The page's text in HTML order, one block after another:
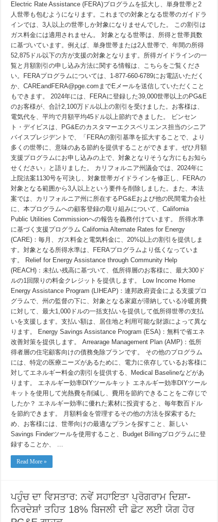
し
い
サ
ポ
ー
ト
プ
ロ
グ
ラ
ム
の
ガ
イ
ド
ラ
イ
ン
に
基
づ
き、
PG&E
電
気
料
金
18%
割
引
の
対
と
な
る
帯
が
増
加
Electric Rate Assistance (FERA)プログラムを拡大し、単身世帯と2
人世帯も包むようになります。これまでの対象となる世帯のガイドラ
インでは、3人以上の世帯しか対象になりませんでした。 この割引は
ガス料金には適用されません。 対象となる世帯は、所得と世帯員数
に基づいています。例えば、単身世帯または2人世帯で、年間の所得
52,875ドル以下の方が支援の対象となります。所得ガイドラインの一
覧と月額割引の申し込み方法に関する情報は、こちらをご覧くださ
い。FERAプログラムについては、1-877-660-6789にお電話いただく
か、CAREandFERA@pge.comまでEメールを送信していただくこと
もできます。 2024年には、FERAに登録した39,000世帯以上のPG&E
のお客様が、合計2,100万ドル以上の割引を受けました。お客様は、
電気代を、平均で月額平均45ドル以上節約できました。 ビンセン
ト・デイビスは、PG&Eのカスタマーエクスペリエンス担当のシニア
バイスプレジデントで、「FERAの割引基準を拡大することで、より
多くの世帯に、意味のある節約を提供することができます。ぜひ月額
支援プログラムにお申し込みの上で、対象となりそうな方にもお知ら
せください」と語りました。 カリフォルニア州議会では、2024年に
上院法案1130号を可決し、対象世帯ガイドラインを修正し、FERAの
対象となる範囲から3人以上という要件を削除しました。また、本法
案では、カリフォルニア州に所在するPG&Eおよび他の民間電力会社
に、本プログラムへの顧客登録の取り組みについて、California
Public Utilities Commissionへの報告を義務付けています。 所得水準
に基づく支援プログラム California Alternate Rates for Energy
(CARE)：毎月、ガス料金と電気料金に、20%以上の割引を提供しま
す。対象となる所得水準は、FERAプログラムより低くなっていま
す。 Relief for Energy Assistance through Community Help
(REACH)：未払い残高に基づいて、低所得層のお客様に、最大300ド
ルの1回限りの料金クレジットを提供します。 Low Income Home
Energy Assistance Program (LIHEAP)：連邦政府資金による支援プロ
グラムで、州の監督の下に、対象となる家庭が滞納している冷暖房費
に対して、最大1,000ドルの一括支払いを提供して低所得世帯の支払
いを支援します。支払い額は、居住地と利用可能な財源によって異な
ります。 Energy Savings Assistance Program (ESA)：無料で省エネ
改善対策を提供します。 Arrearage Management Plan (AMP)：低所
得者層の住宅顧客向けの債務免除プランです。 その他のプログラム
には、特定の医療ニーズがあるために、電力に依存しているお客様に
対してエネルギー料金の割引を提供する、Medical Baselineなどがあ
ります。 エネルギー効率DIYツールキット エネルギー効率DIYツール
キットを使用して光熱費を削減し、費用を節約できることをご存じで
したか？ エネルギー効率に優れた素材に投資すると、毎年数百ドル
を節約できます。 月額料金を管理するその他の方法を探索するた
め、お客様には、世帯向けの最適なプランを探すこと、新しい
Savings Finderツールを使用すること、Budget Billingプログラムに登
録することか、 …
Read More »
ਪਹੁੰਚ ਦਾ ਵਿਸਤਾਰ: ਨਵੇਂ ਸਹਾਇਤਾ ਪ੍ਰੋਗਰਾਮ ਦਿਸ਼ਾ-
ਨਿਰਦੇਸ਼ਾਂ ਤਹਿਤ 18% ਬਿਜਲੀ ਦੀ ਛੋਟ ਲਈ ਯੋਗ ਹੋਰ